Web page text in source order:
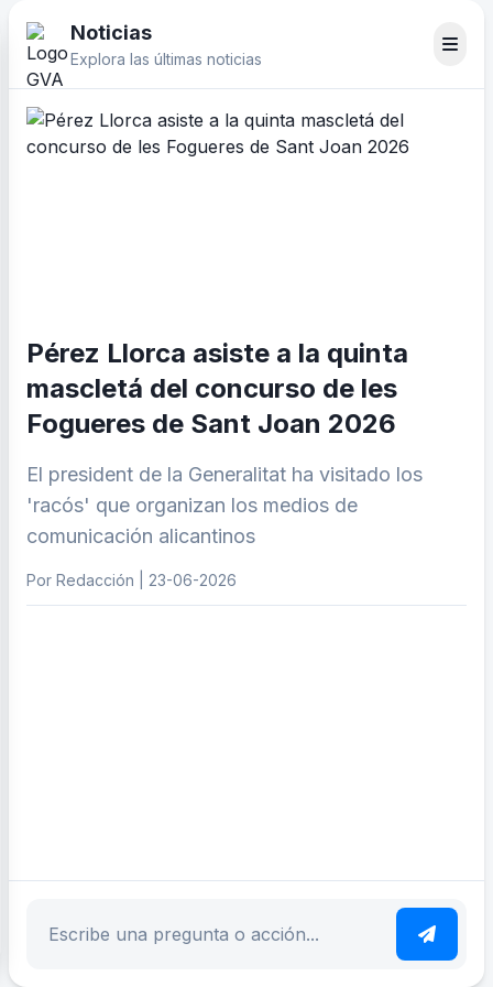
Noticias
Explora las últimas noticias
Pérez Llorca asiste a la quinta
mascletá del concurso de les
Fogueres de Sant Joan 2026
El president de la Generalitat ha visitado los
'racós' que organizan los medios de
comunicación alicantinos
Por Redacción | 23-06-2026
Escribe tu pregunta